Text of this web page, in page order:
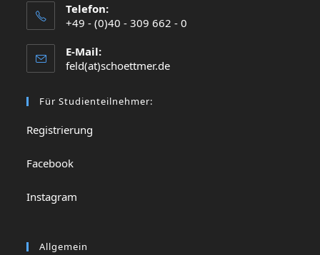
Telefon:
+49 - (0)40 - 309 662 - 0
E-Mail:
feld(at)schoettmer.de
Für Studienteilnehmer:
Registrierung
Facebook
Instagram
Allgemein